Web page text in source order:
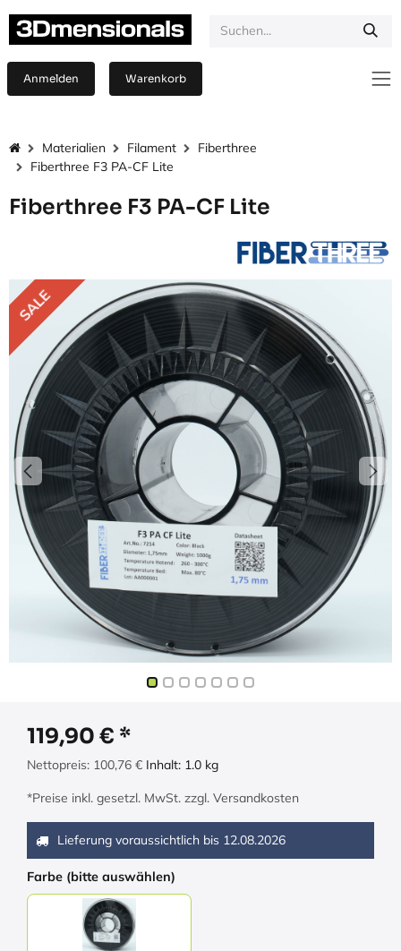
Anmelden Warenkorb
Materialien Filament
Fiberthree
Fiberthree F3 PA-CF Lite
Fiberthree F3 PA-CF Lite
SALE
119,90 €
Nettopreis: 100,76 € Inhalt: 1.0 kg
*Preise inkl. gesetzl. MwSt. zzgl. Versandkosten
Lieferung voraussichtlich bis 12.08.2026
Farbe (bitte auswählen)